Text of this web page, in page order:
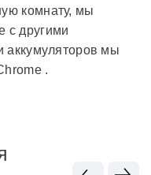
комнату, мы
с другими
аккумуляторов мы
.